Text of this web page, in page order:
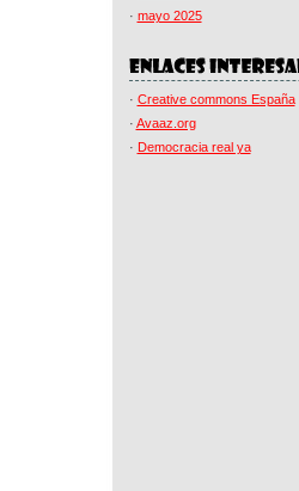
· mayo 2025
· Creative commons España
· Avaaz.org
· Democracia real ya